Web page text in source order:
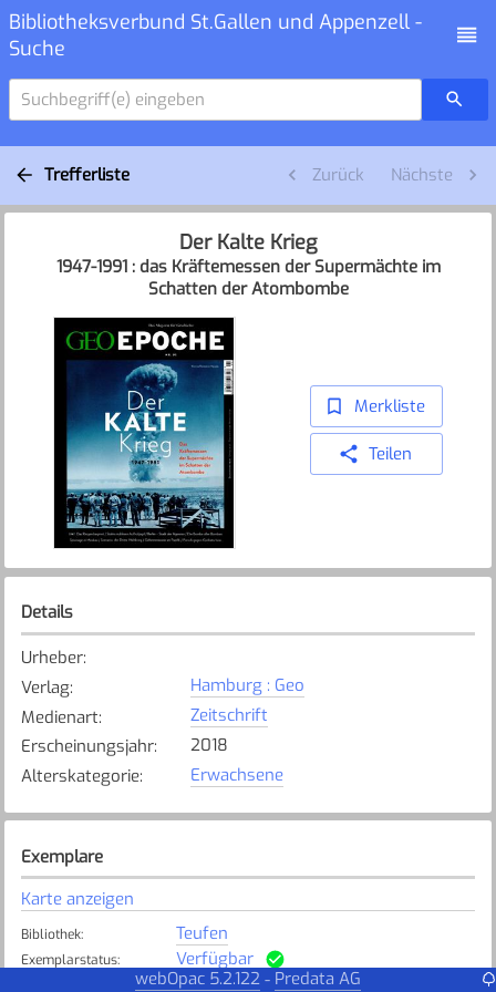
Bibliotheksverbund St.Gallen und Appenzell -
Suche
Suchbegriff(e) eingeben
Trefferliste Zurück Nächste
Der Kalte Krieg
1947-1991 : das Kräftemessen der Supermächte im
Schatten der Atombombe
Merkliste
Teilen
Details
Urheber:
Verlag:
Hamburg : Geo
Medienart:
Zeitschrift
Erscheinungsjahr:
2018
Alterskategorie: Erwachsene
Exemplare
Karte anzeigen
Bibliothek: Teufen
Exemplarstatus:
Verfügbar
webOpac 5.2.122 - Predata AG